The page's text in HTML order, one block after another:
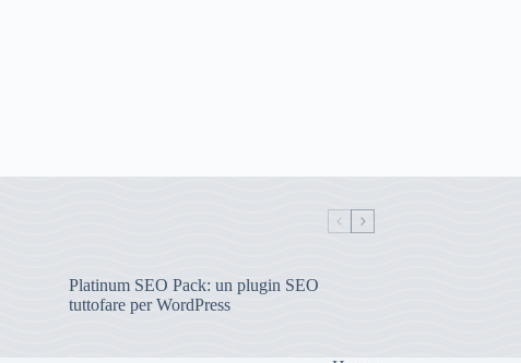
Platinum SEO Pack: un plugin SEO
tuttofare per WordPress